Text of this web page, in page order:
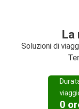
La
Soluzioni di
0